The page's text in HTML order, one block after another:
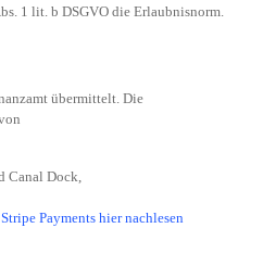
1 lit. b DSGVO die Erlaubnisnorm.
übermittelt. Die
Canal Dock,
Payments hier nachlesen